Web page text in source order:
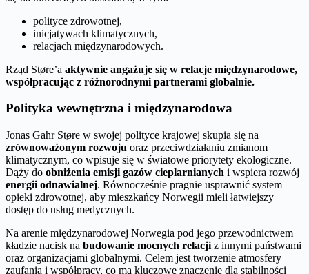
polityce zdrowotnej,
inicjatywach klimatycznych,
relacjach międzynarodowych.
Rząd Støre’a aktywnie angażuje się w relacje międzynarodowe,
współpracując z różnorodnymi partnerami globalnie.
Polityka wewnętrzna i międzynarodowa
Jonas Gahr Støre w swojej polityce krajowej skupia się na
zrównoważonym rozwoju oraz przeciwdziałaniu zmianom
klimatycznym, co wpisuje się w światowe priorytety ekologiczne.
Dąży do obniżenia emisji gazów cieplarnianych i wspiera rozwój
energii odnawialnej. Równocześnie pragnie usprawnić system
opieki zdrowotnej, aby mieszkańcy Norwegii mieli łatwiejszy
dostęp do usług medycznych.
Na arenie międzynarodowej Norwegia pod jego przewodnictwem
kładzie nacisk na budowanie mocnych relacji z innymi państwami
oraz organizacjami globalnymi. Celem jest tworzenie atmosfery
zaufania i współpracy, co ma kluczowe znaczenie dla stabilności